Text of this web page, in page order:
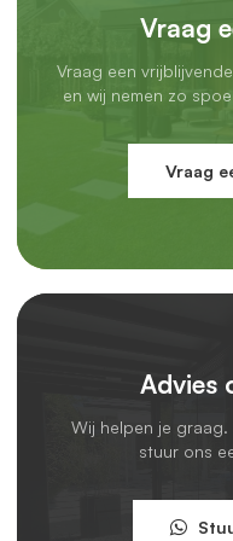
Professionele
Laat je het monteren
gebruikmaken van onze
bij je
Daarna plannen we een
montageservice maar
Voordelen van een
Vraag
Vraag een
en wij nemen zo
Vraag
Advies
Wij helpen je graag.
stuur ons